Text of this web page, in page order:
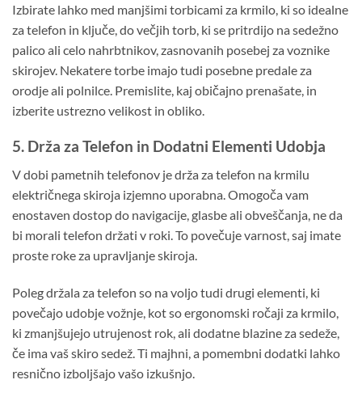
Izbirate lahko med manjšimi torbicami za krmilo, ki so idealne
za telefon in ključe, do večjih torb, ki se pritrdijo na sedežno
palico ali celo nahrbtnikov, zasnovanih posebej za voznike
skirojev. Nekatere torbe imajo tudi posebne predale za
orodje ali polnilce. Premislite, kaj običajno prenašate, in
izberite ustrezno velikost in obliko.
5. Drža za Telefon in Dodatni Elementi Udobja
V dobi pametnih telefonov je drža za telefon na krmilu
električnega skiroja izjemno uporabna. Omogoča vam
enostaven dostop do navigacije, glasbe ali obveščanja, ne da
bi morali telefon držati v roki. To povečuje varnost, saj imate
proste roke za upravljanje skiroja.
Poleg držala za telefon so na voljo tudi drugi elementi, ki
povečajo udobje vožnje, kot so ergonomski ročaji za krmilo,
ki zmanjšujejo utrujenost rok, ali dodatne blazine za sedeže,
če ima vaš skiro sedež. Ti majhni, a pomembni dodatki lahko
resnično izboljšajo vašo izkušnjo.